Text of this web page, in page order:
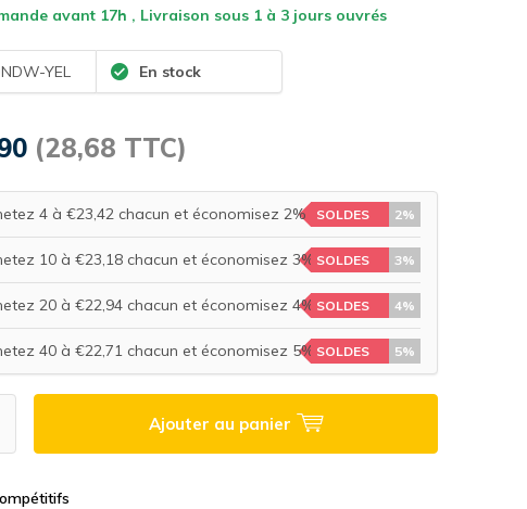
avant 17h , Livraison sous 1 à 3 jours ouvrés
YEL En stock
(28,68 TTC)
4 à €23,42 chacun et économisez 2% SOLDES 2%
10 à €23,18 chacun et économisez 3% SOLDES 3%
20 à €22,94 chacun et économisez 4% SOLDES 4%
40 à €22,71 chacun et économisez 5% SOLDES 5%
Ajouter au panier